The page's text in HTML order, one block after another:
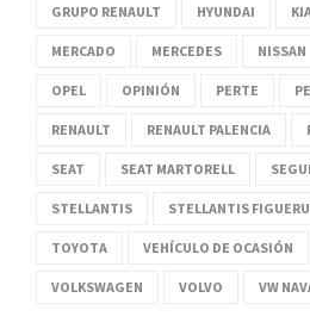
GRUPO RENAULT HYUNDAI
MERCADO MERCEDES NISSAN
OPEL OPINIÓN PERTE
RENAULT RENAULT PALENCIA
SEAT SEAT MARTORELL
STELLANTIS STELLANTIS
TOYOTA VEHÍCULO DE OCASIÓN
VOLKSWAGEN VOLVO VW